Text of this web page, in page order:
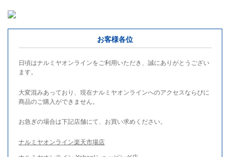
お客様各位
日頃はナルミヤオンラインをご利用いただき、誠にありがとうござい
ます。
大変混みあっており、現在ナルミヤオンラインへのアクセスならびに
商品のご購入ができません。
お急ぎの場合は下記店舗にて、お買い求めください。
ナルミヤオンライン楽天市場店